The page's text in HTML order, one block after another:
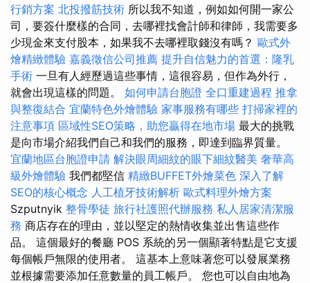
行銷方案 北投撥筋技術 所以我不知道，例如如何開一家公
司，要簽什麼樣的合同，去哪裡找會計師和律師，我需要多
少現金來支付股本，如果我不去哪裡取錢沒有嗎？ 歐式外
燴精緻體驗 嘉義徵信公司推薦 提升自信魅力的首選：隆乳
手術 一旦有人經歷過這些事情，這很容易，但作為外行，
就會出現這樣的問題。 如何申請台胞證 全口重建過程 推拿
與整復結合 宜蘭特色外燴體驗 家事服務有哪些 打掃家裡的
注意事項 區域性SEO策略，助您贏得在地市場 最大的挑戰
是向市場介紹我們自己和我們的服務，即達到臨界質量。
宜蘭地區台胞證申請 解決眼周細紋的眼下細紋醫美 奢華高
級外燴體驗 我們都堅信 精緻BUFFET外燴菜色 深入了解
SEO的核心概念 人工植牙技術解析 歐式料理外燴方案
Szputnyik 整骨學徒 旅行社護照代辦服務 私人居家清潔服
務 商店存在的理由，並以堅定的熱情收集並出售這些作
品。 這個最好的餐廳 POS 系統的另一個顯著特點是它支援
每個帳戶無限的使用者。 這基本上意味著您可以發展業務
並根據需要添加任意數量的員工帳戶。 您也可以自由地為